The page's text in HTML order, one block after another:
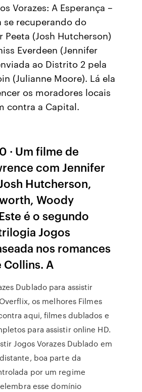
Vorazes: A Esperança –
se recuperando do
Peeta (Josh Hutcherson)
Everdeen (Jennifer
ao Distrito 2 pela
(Julianne Moore). Lá ela
os moradores locais
contra a Capital.
Um filme de
com Jennifer
Hutcherson,
Woody
é o segundo
Jogos
nos romances
Collins. A
Dublado para assistir
os melhores Filmes
aqui, filmes dublados e
para assistir online HD.
Jogos Vorazes Dublado em
boa parte da
por um regime
esse domínio